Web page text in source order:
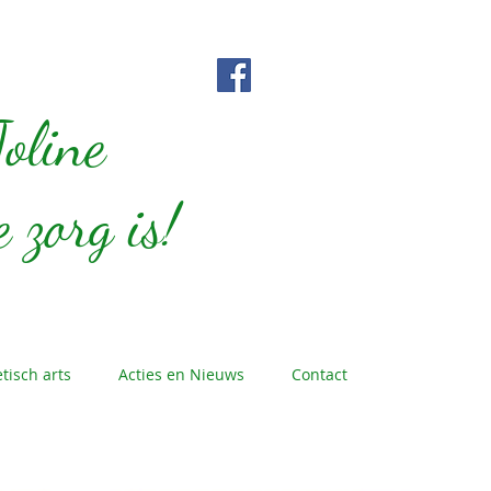
Joline
is!
zorg is!
arts Acties en Nieuws Contact